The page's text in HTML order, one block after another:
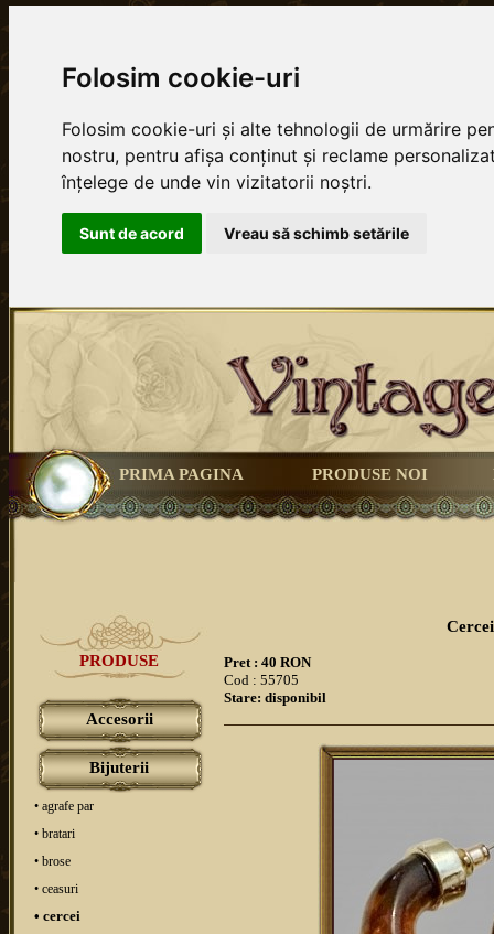
Folosim cookie-uri
Folosim cookie-uri și alte tehnologii de urmărire
nostru, pentru afișa conținut și reclame
înțelege de unde vin vizitatorii noștri.
Sunt de acord Vreau să schimb setările
PRIMA PAGINA PRODUSE NOI
PRODUSE
Accesorii
Bijuterii
• agrafe par
• bratari
• brose
• ceasuri
• cercei
Pret : 40 RON
Cod : 55705
Stare: disponibil